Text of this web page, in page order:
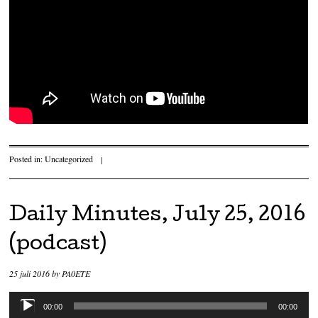
Posted in:Uncategorized |
Daily Minutes, July 25, 2016
(podcast)
25 juli 2016byPA0ETE
Audiospeler
00:00 00:00